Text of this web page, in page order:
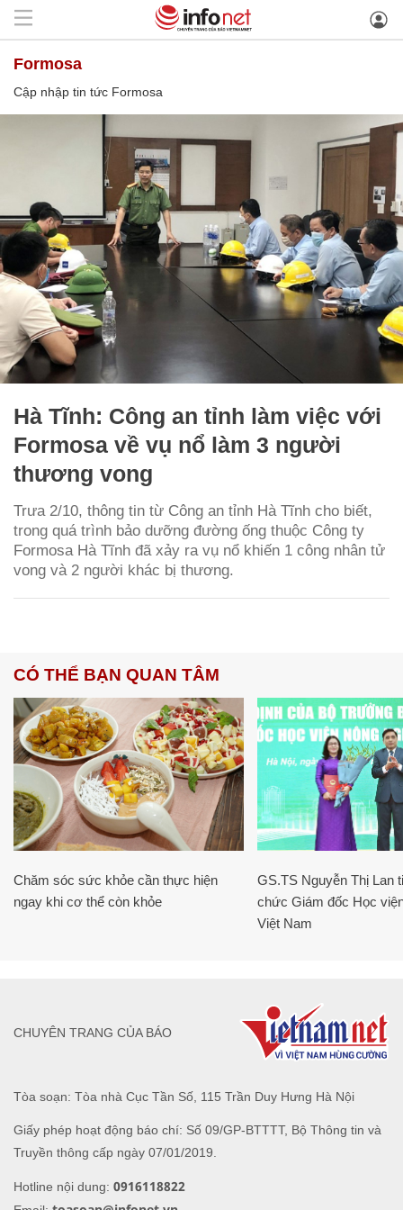
Formosa
Cập nhập tin tức Formosa
Hà Tĩnh: Công an tỉnh làm việc với
Formosa về vụ nổ làm 3 người
thương vong
Trưa 2/10, thông tin từ Công an tỉnh Hà Tĩnh cho biết,
trong quá trình bảo dưỡng đường ống thuộc Công ty
Formosa Hà Tĩnh đã xảy ra vụ nổ khiến 1 công nhân tử
vong và 2 người khác bị thương.
CÓ THỂ BẠN QUAN TÂM
Chăm sóc sức khỏe cần thực hiện
ngay khi cơ thể còn khỏe
GS.TS Nguyễn Thị Lan
chức Giám đốc Học
Việt Nam
Tòa soạn: Tòa nhà Cục Tần Số, 115 Trần Duy Hưng Hà Nội
Giấy phép hoạt động báo chí: Số 09/GP-BTTTT, Bộ Thông tin và
Truyền thông cấp ngày 07/01/2019.
Hotline nội dung: 0916118822
CHUYÊN TRANG CỦA BÁO